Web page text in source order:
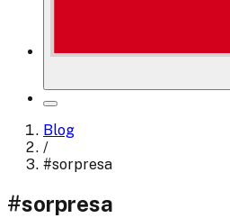
Blog
/
#sorpresa
#sorpresa